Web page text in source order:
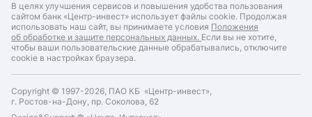
В целях улучшения сервисов и повышения удобства пользования
сайтом банк «Центр-инвест» использует файлы cookie. Продолжая
использовать наш сайт, вы принимаете условия Положения
об обработке и защите персональных данных. Если вы не хотите,
чтобы ваши пользовательские данные обрабатывались, отключите
cookie в настройках браузера.
Copyright © 1997-2026, ПАО КБ «Центр-инвест»,
г. Ростов-на-Дону, пр. Соколова, 62